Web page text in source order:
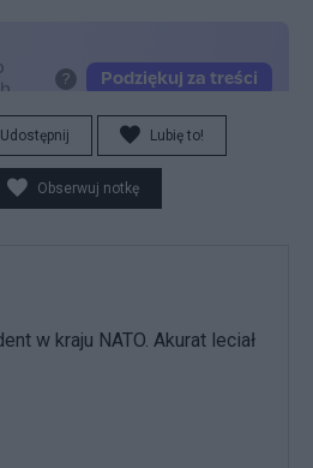
Udostępnij Lubię to!
Obserwuj notkę
w kraju NATO. Akurat leciał